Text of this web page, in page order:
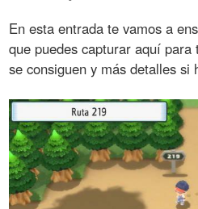
En esta entrada te vamos a
que puedes capturar aquí
se consiguen y más detalles si